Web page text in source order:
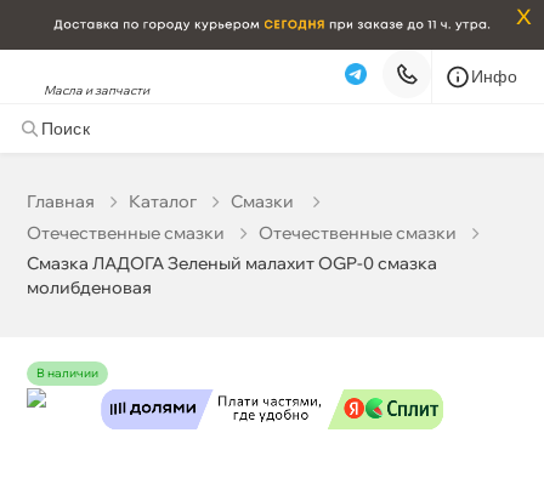
x
Масла и запчасти
Инфо
Главная Катало
Смазки
Отечественные смазки
Отечественные смазки
Смазка ЛАДОГА Зеленый малахит OGP-0 смазка
молибденовая
наличии
Смазка ЛАДОГА Зеленый малахит OGP-0 смазка
Бесплатная Завтра, 11.08 (при заказе от 2000₽)
Срочная за 2 ч – 399 ₽
Карта Список